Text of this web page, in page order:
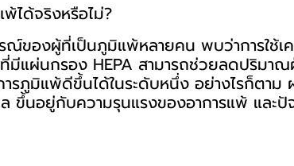
ได้จริงหรือไม่?
รณ์ของผู้ที่เป็นภูมิแพ้หลายคน พบว่าการใช้
ที่มีแผ่นกรอง HEPA สามารถช่วยลดปริมาณ
ารภูมิแพ้ดีขึ้นได้ในระดับหนึ่ง อย่างไรก็ตาม
ขึ้นอยู่กับความรุนแรงของอาการแพ้ และ